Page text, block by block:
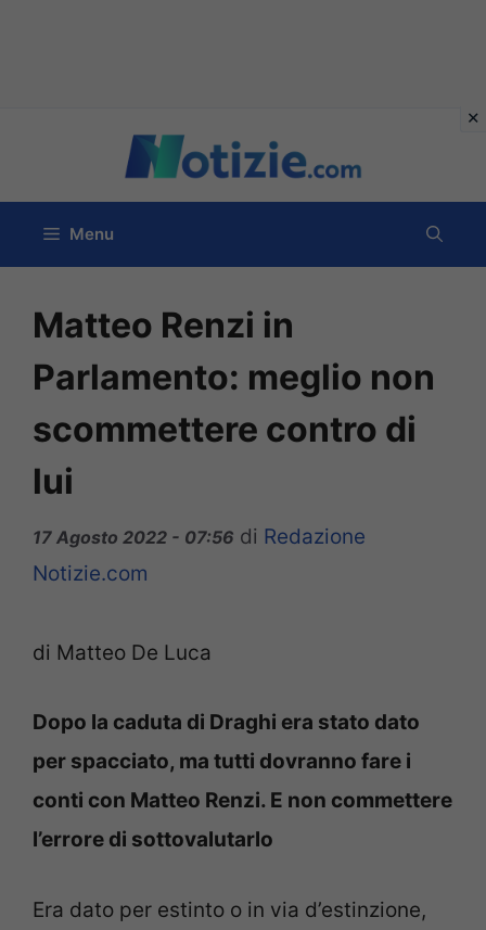
contenuto
Menu
Matteo Renzi in
Parlamento: meglio non
scommettere contro di
lui
17 Agosto 2022 - 07:56 di Redazione
Notizie.com
di Matteo De Luca
Dopo la caduta di Draghi era stato dato
per spacciato, ma tutti dovranno fare i
conti con Matteo Renzi. E non commettere
l’errore di sottovalutarlo
Era dato per estinto o in via d’estinzione,